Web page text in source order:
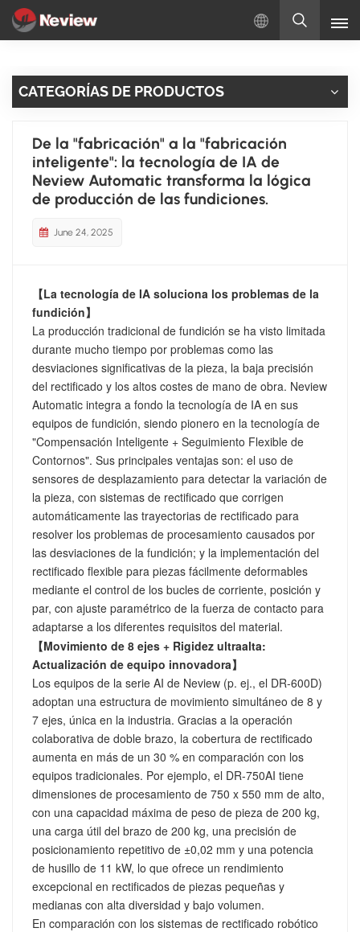
Español
Русский
Español
CATEGORÍAS DE PRODUCTOS
De la "fabricación" a la "fabricación
inteligente": la tecnología de IA de
Neview Automatic transforma la lógica
de producción de las fundiciones.
June 24, 2025
【La tecnología de IA soluciona los problemas de la
fundición】
La producción tradicional de fundición se ha visto limitada
durante mucho tiempo por problemas como las
desviaciones significativas de la pieza, la baja precisión
del rectificado y los altos costes de mano de obra. Neview
Automatic integra a fondo la tecnología de IA en sus
equipos de fundición, siendo pionero en la tecnología de
"Compensación Inteligente + Seguimiento Flexible de
Contornos". Sus principales ventajas son: el uso de
sensores de desplazamiento para detectar la variación de
la pieza, con sistemas de rectificado que corrigen
automáticamente las trayectorias de rectificado para
resolver los problemas de procesamiento causados ​​por
las desviaciones de la fundición; y la implementación del
rectificado flexible para piezas fácilmente deformables
mediante el control de los bucles de corriente, posición y
par, con ajuste paramétrico de la fuerza de contacto para
adaptarse a los diferentes requisitos del material.
【Movimiento de 8 ejes + Rigidez ultraalta:
Actualización de equipo innovadora】
Los equipos de la serie AI de Neview (p. ej., el DR-600D)
adoptan una estructura de movimiento simultáneo de 8 y
7 ejes, única en la industria. Gracias a la operación
colaborativa de doble brazo, la cobertura de rectificado
aumenta en más de un 30 % en comparación con los
equipos tradicionales. Por ejemplo, el DR-750AI tiene
dimensiones de procesamiento de 750 x 550 mm de alto,
con una capacidad máxima de peso de pieza de 200 kg,
una carga útil del brazo de 200 kg, una precisión de
posicionamiento repetitivo de ±0,02 mm y una potencia
de husillo de 11 kW, lo que ofrece un rendimiento
excepcional en rectificados de piezas pequeñas y
medianas con alta diversidad y bajo volumen.
En comparación con los sistemas de rectificado robótico